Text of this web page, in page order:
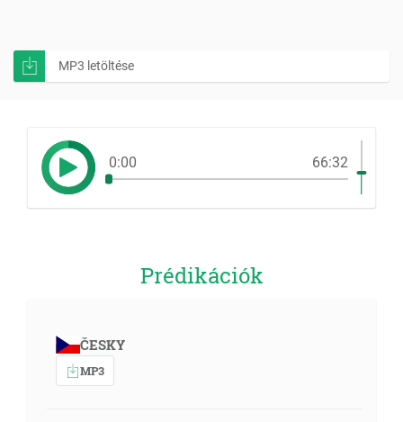
MP3 letöltése
0:00 66:32
Prédikációk
ČESKY
MP3